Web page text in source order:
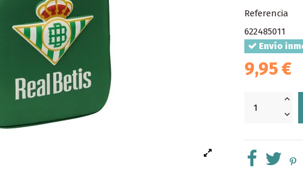
Referencia
622485011
Envío
9,95 €